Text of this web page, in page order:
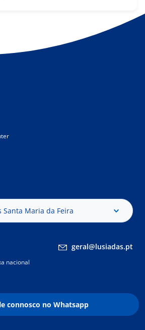
Santa Maria da Feira
geral@lusiadas.pt
nacional
connosco no Whatsapp